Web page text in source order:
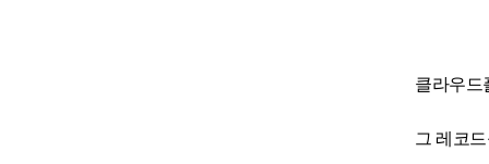
클라우드
그 레코